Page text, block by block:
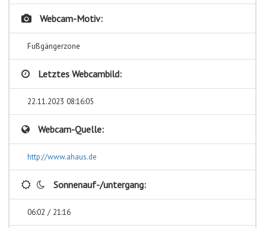
Webcam-Motiv:
Fußgängerzone
Letztes Webcambild:
22.11.2023 08:16:05
Webcam-Quelle:
http://www.ahaus.de
Sonnenauf-/untergang:
06:02 / 21:16